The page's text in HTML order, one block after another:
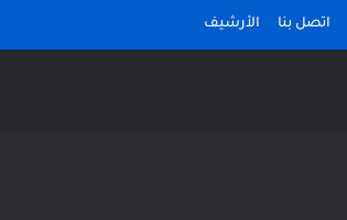
اتصل بنا الأرشيف